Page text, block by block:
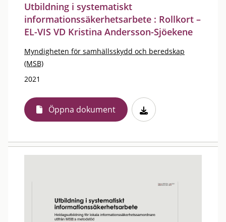
Utbildning i systematiskt
informationssäkerhetsarbete : Rollkort –
EL-VIS VD Kristina Andersson-Sjöekene
Myndigheten för samhällsskydd och beredskap
(MSB)
2021
Öppna dokument